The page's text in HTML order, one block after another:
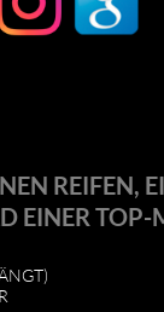
REIFEN,
EINER TOP-